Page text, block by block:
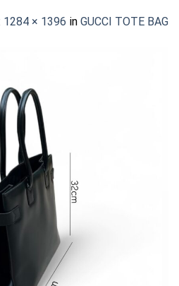
1284 × 1396 in GUCCI TOTE BAG